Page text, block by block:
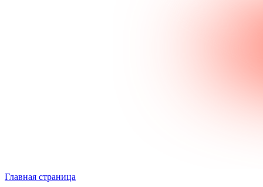
Главная страница